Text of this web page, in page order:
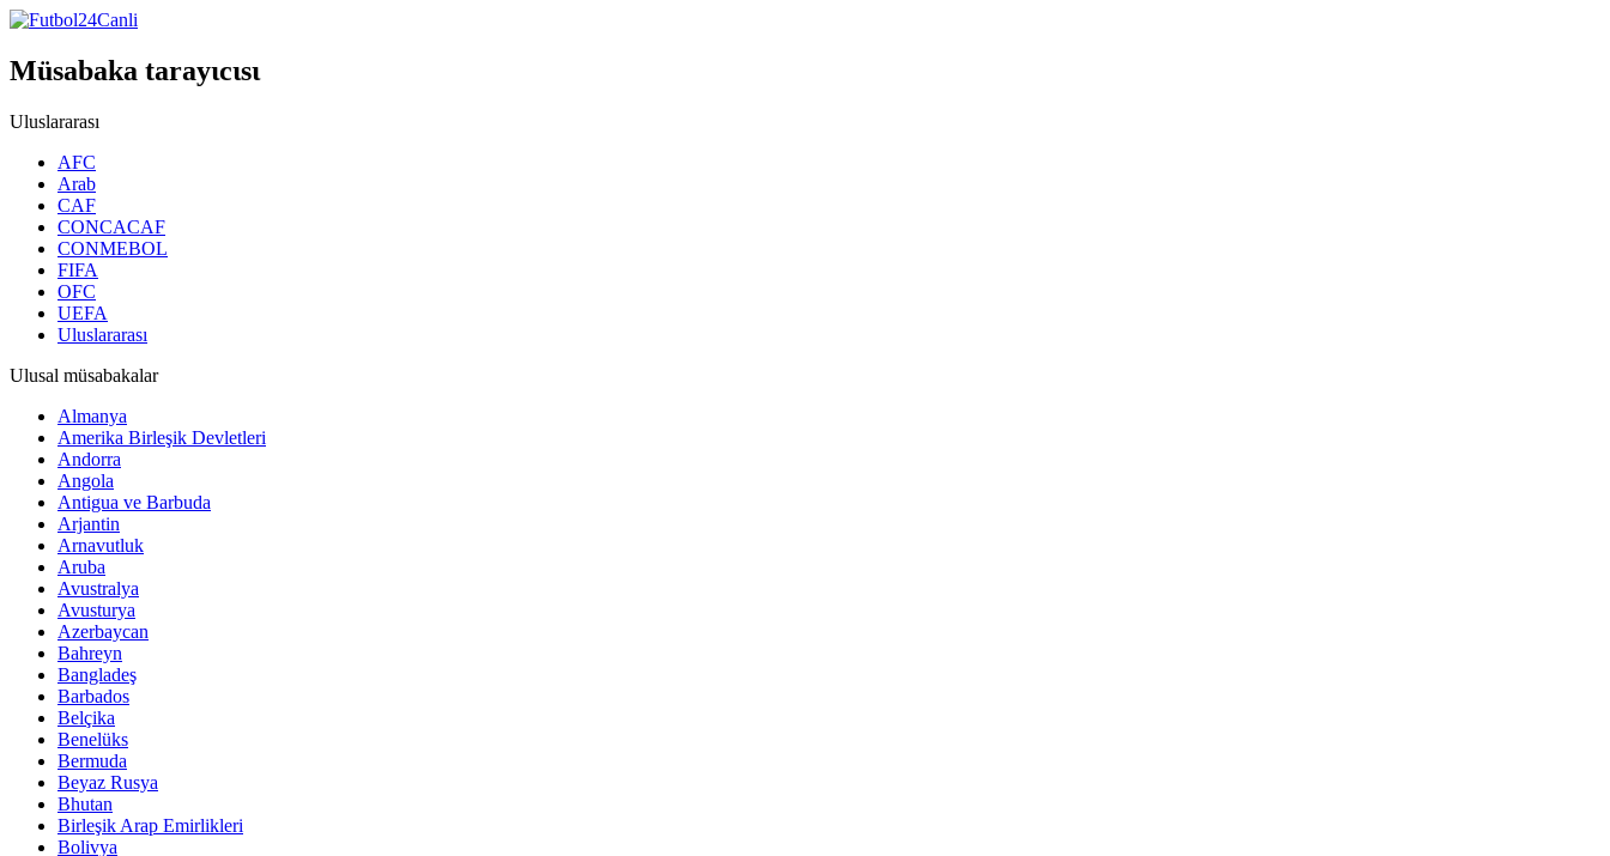
Müsabaka tarayιcιsι
Uluslararası
AFC
Arab
CAF
CONCACAF
CONMEBOL
FIFA
OFC
UEFA
Uluslararası
Ulusal müsabakalar
Almanya
Amerika Birleşik Devletleri
Andorra
Angola
Antigua ve Barbuda
Arjantin
Arnavutluk
Aruba
Avustralya
Avusturya
Azerbaycan
Bahreyn
Bangladeş
Barbados
Belçika
Benelüks
Bermuda
Beyaz Rusya
Bhutan
Birleşik Arap Emirlikleri
Bolivya